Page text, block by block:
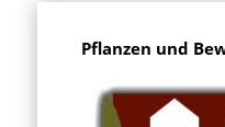
Pflanzen und